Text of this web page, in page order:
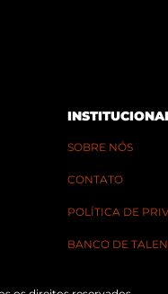
SOBRE NÓS
CONTATO
POLÍTICA DE
BANCO DE